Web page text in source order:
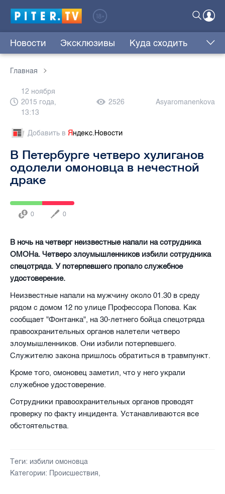
Новости Эксклюзивы Куда сходить
Главная
12 ноября
2015 года,
13:13
2526 Asyaromanenkova
Добавить в Яндекс.Новости
В Петербурге четверо хулиганов
одолели омоновца в нечестной
драке
0 0
В ночь на четверг неизвестные напали на сотрудника
ОМОНа. Четверо злоумышленников избили сотрудника
спецотряда. У потерпевшего пропало служебное
удостоверение.
Неизвестные напали на мужчину около 01.30 в среду
рядом с домом 12 по улице Профессора Попова. Как
сообщает "Фонтанка", на 30-летнего бойца спецотряда
правоохранительных органов налетели четверо
злоумышленников. Они избили потерпевшего.
Служителю закона пришлось обратиться в травмпункт.
Кроме того, омоновец заметил, что у него украли
служебное удостоверение.
Сотрудники правоохранительных органов проводят
проверку по факту инцидента. Устанавливаются все
обстоятельства.
Теги: избили омоновца
Категории: Происшествия,